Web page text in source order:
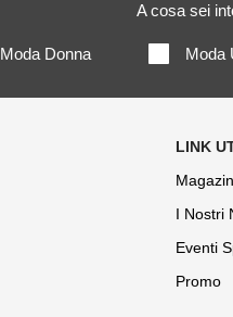
A cosa sei
Moda Donna Moda
I Nostri
Eventi
Promo